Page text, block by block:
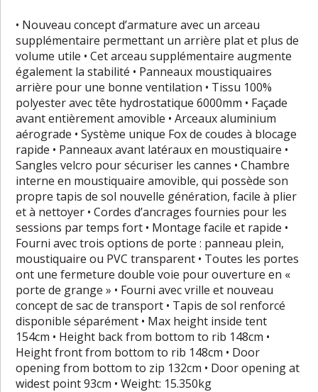
• Nouveau concept d’armature avec un arceau
supplémentaire permettant un arrière plat et plus de
volume utile • Cet arceau supplémentaire augmente
également la stabilité • Panneaux moustiquaires
arrière pour une bonne ventilation • Tissu 100%
polyester avec tête hydrostatique 6000mm • Façade
avant entièrement amovible • Arceaux aluminium
aérograde • Système unique Fox de coudes à blocage
rapide • Panneaux avant latéraux en moustiquaire •
Sangles velcro pour sécuriser les cannes • Chambre
interne en moustiquaire amovible, qui possède son
propre tapis de sol nouvelle génération, facile à plier
et à nettoyer • Cordes d’ancrages fournies pour les
sessions par temps fort • Montage facile et rapide •
Fourni avec trois options de porte : panneau plein,
moustiquaire ou PVC transparent • Toutes les portes
ont une fermeture double voie pour ouverture en «
porte de grange » • Fourni avec vrille et nouveau
concept de sac de transport • Tapis de sol renforcé
disponible séparément • Max height inside tent
154cm • Height back from bottom to rib 148cm •
Height front from bottom to rib 148cm • Door
opening from bottom to zip 132cm • Door opening at
widest point 93cm • Weight: 15.350kg